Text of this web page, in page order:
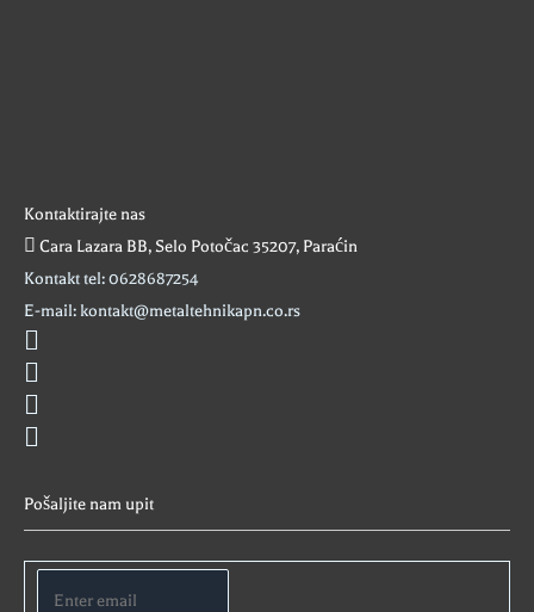
Kontaktirajte nas
Cara Lazara BB, Selo Potočac 35207, Paraćin
Kontakt tel: 0628687254
E-mail: kontakt@metaltehnikapn.co.rs
Pošaljite nam upit